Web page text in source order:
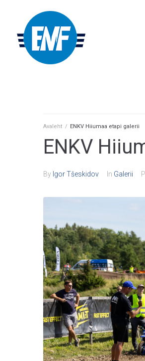
Avaleht / ENKV Hiiumaa etapi galerii
ENKV
By Igor Tšeskidov In Galerii